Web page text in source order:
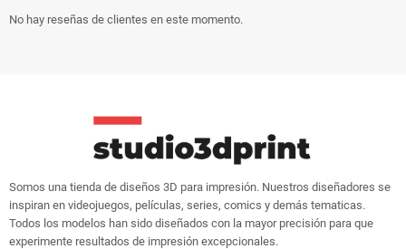
No hay reseñas de clientes en este momento.
Somos una tienda de diseños 3D para impresión. Nuestros diseñadores se
inspiran en videojuegos, películas, series, comics y demás tematicas.
Todos los modelos han sido diseñados con la mayor precisión para que
experimente resultados de impresión excepcionales.